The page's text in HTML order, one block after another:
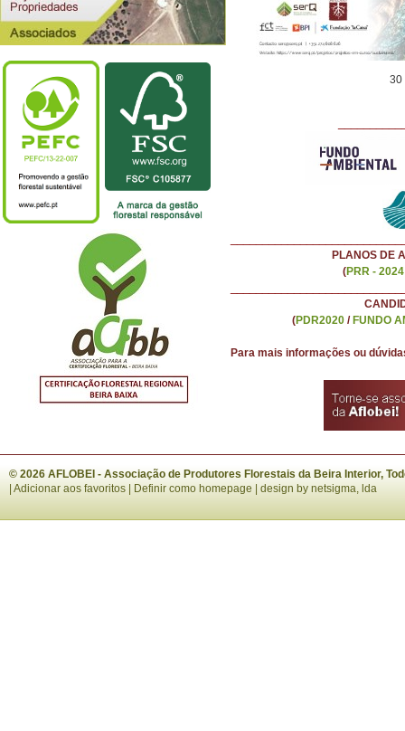
30
PLANOS DE
(PRR - 2024
(PDR2020 / FUNDO
Para mais informações ou
© 2026 AFLOBEI - Associação de Produtores Florestais da Beira Interior,
Adicionar aos favoritos Definir como homepage | design by netsigma, lda